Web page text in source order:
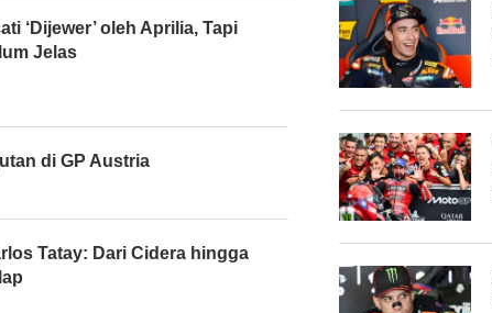
‘Dijewer’ oleh Aprilia, Tapi
Jelas
di GP Austria
Tatay: Dari Cidera hingga